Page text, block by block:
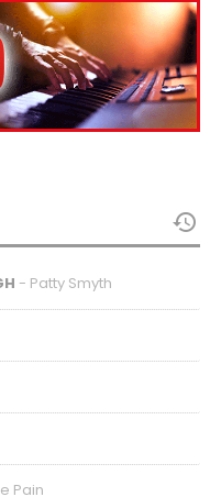
- Patty Smyth
Pain